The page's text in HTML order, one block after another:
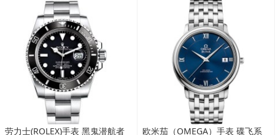
爱普生（EPSON）L310 墨仓式
彩色打印机
￥699.00